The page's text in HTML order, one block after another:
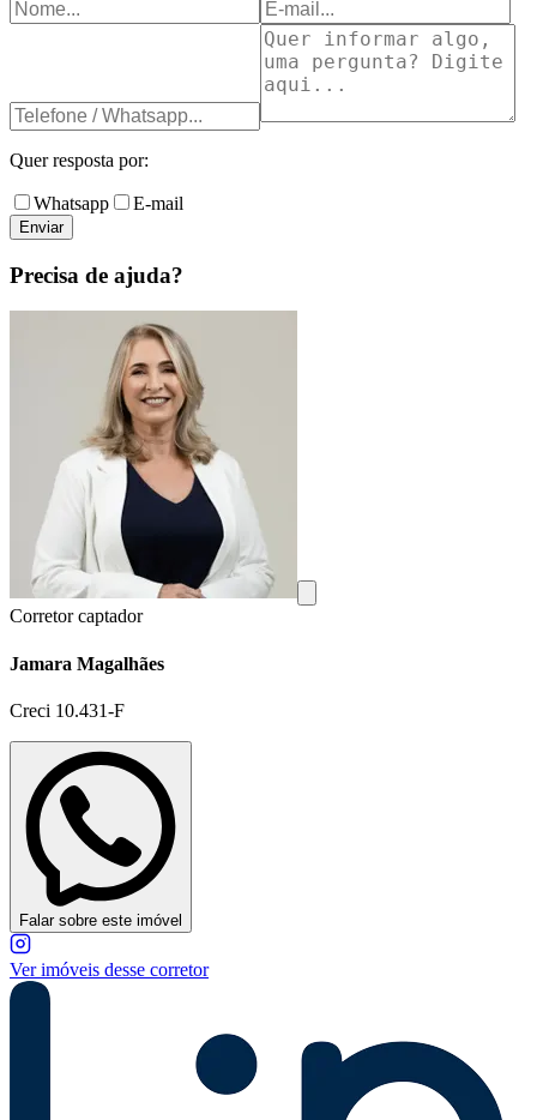
Quer resposta por:
Whatsapp E-mail
Enviar
Precisa de ajuda?
Corretor captador
Jamara Magalhães
Creci 10.431-F
Falar sobre este imóvel
Ver imóveis desse corretor